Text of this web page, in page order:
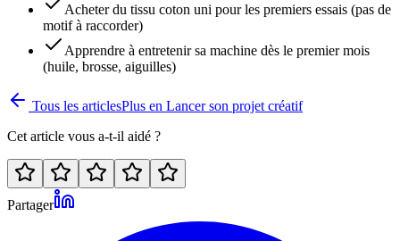
Acheter du tissu coton uni pour les premiers essais (pas de
motif à raccorder)
Apprendre à entretenir sa machine dès le premier mois
(huile, brosse, aiguilles)
Tous les articlesPlus en Lancer son projet créatif
Cet article vous a-t-il aidé ?
Partager